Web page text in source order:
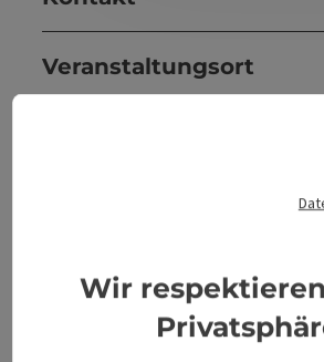
Veranstaltungsort
Eignung
Barrierefreiheit
Wir